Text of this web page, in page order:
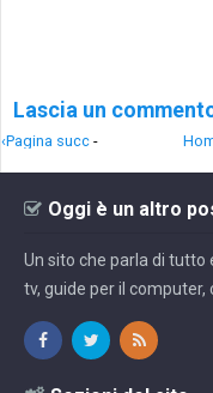
Lascia un
‹Pagina succ -
Oggi è un altro
Un sito che parla di tutto
tv, guide per il computer,